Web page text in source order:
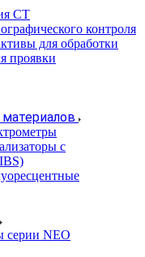
CT
контроля
для обработки
проявки
с
серии NEO